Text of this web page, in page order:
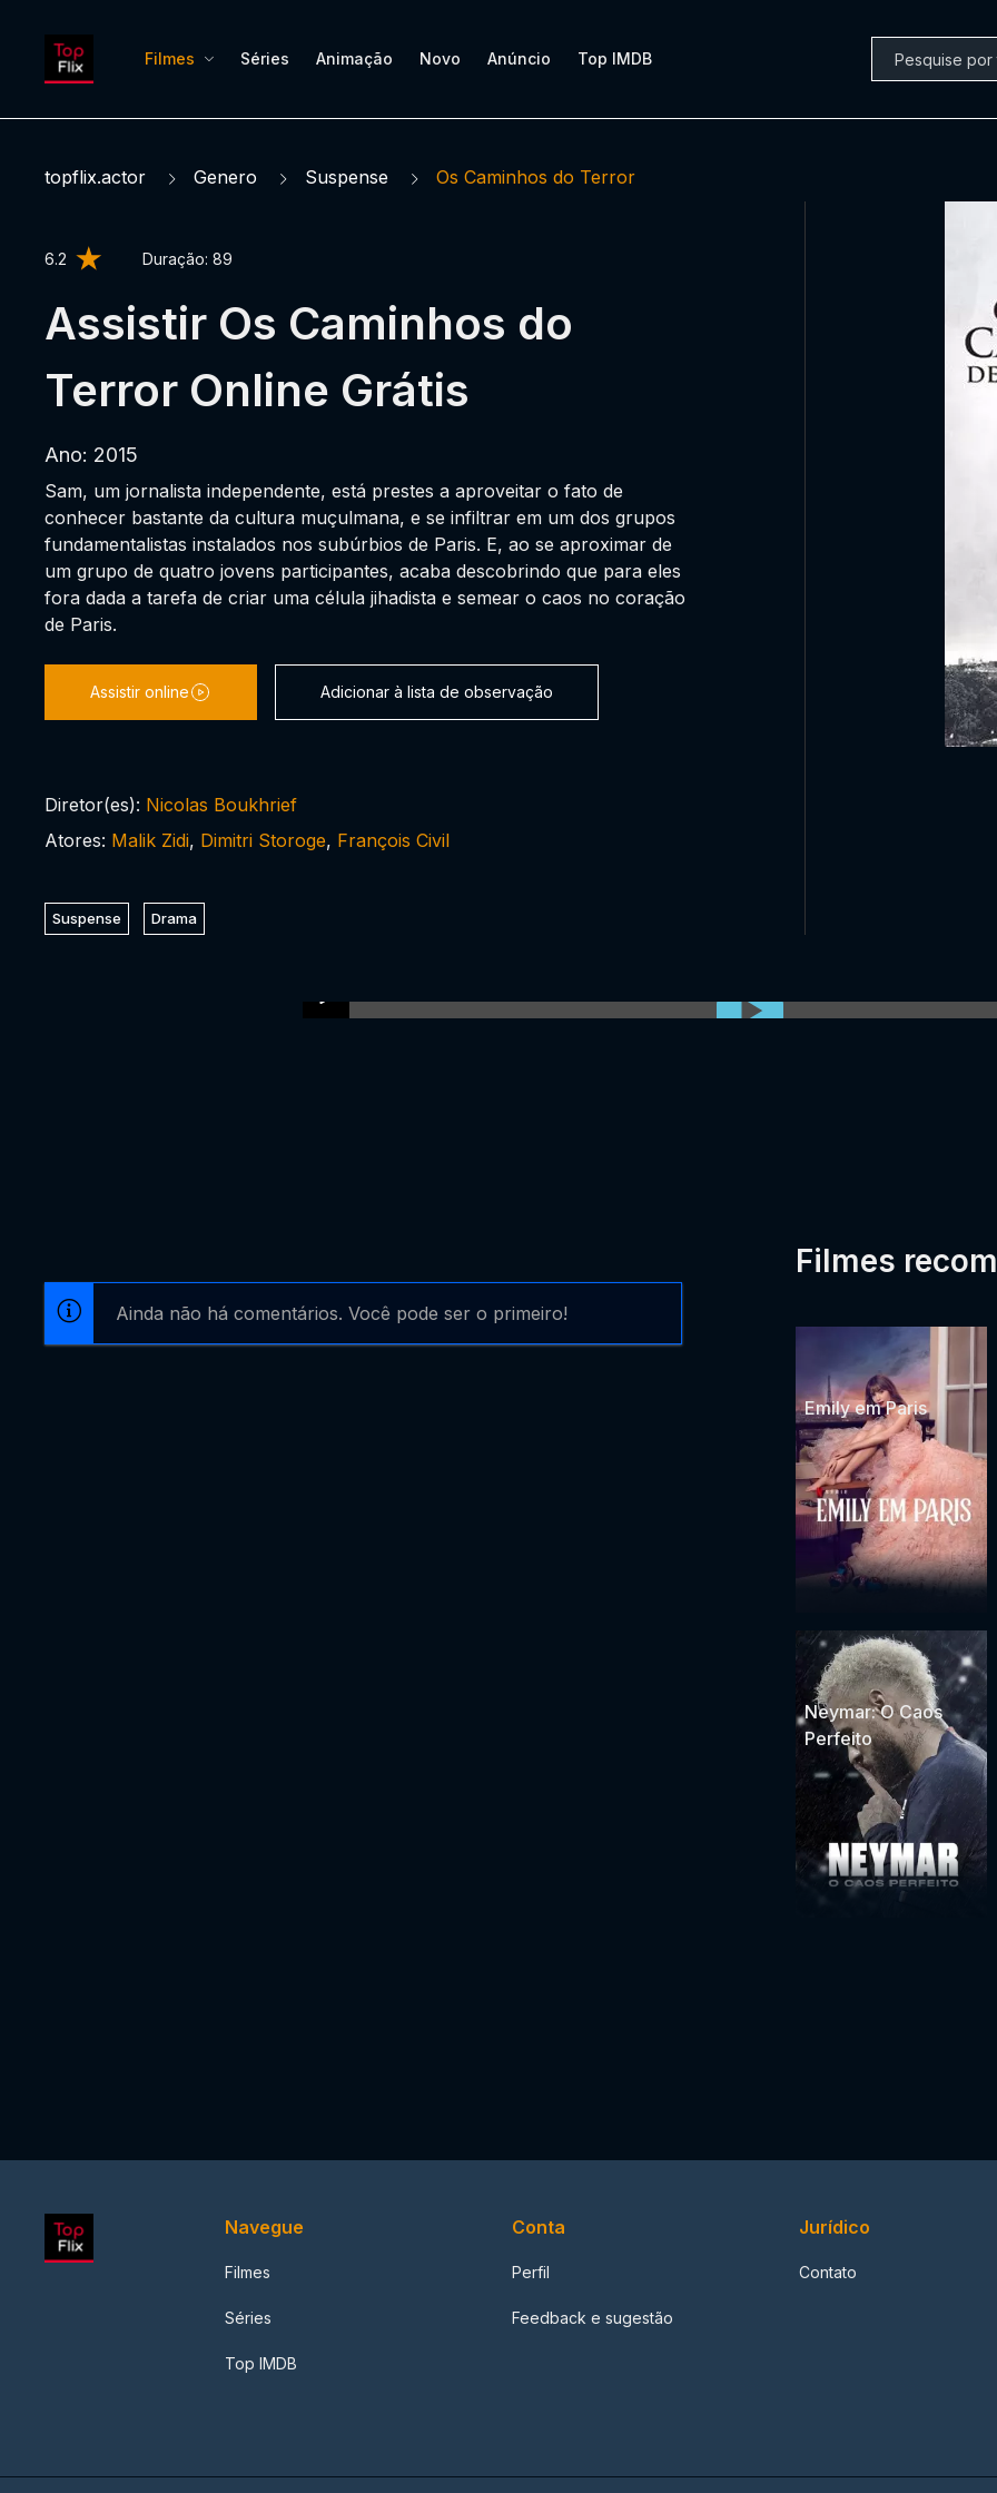
Filmes Séries Animação Novo Anúncio Top IMDB
topflix.actor Genero Suspense Os Caminhos do Terror
6.2 Duração: 89
Assistir Os Caminhos do
Terror Online Grátis
Ano: 2015
Sam, um jornalista independente, está prestes a aproveitar o fato de
conhecer bastante da cultura muçulmana, e se infiltrar em um dos grupos
fundamentalistas instalados nos subúrbios de Paris. E, ao se aproximar de
um grupo de quatro jovens participantes, acaba descobrindo que para eles
fora dada a tarefa de criar uma célula jihadista e semear o caos no coração
de Paris.
Assistir online Adicionar à lista de observação
Diretor(es): Nicolas Boukhrief
Atores: Malik Zidi, Dimitri Storoge, François Civil
Suspense Drama
Ainda não há comentários. Você pode ser o primeiro!
Filmes
Emily em Paris
Neymar: O Caos
Perfeito
Navegue
Filmes
Séries
Top IMDB
Conta
Perfil
Feedback e sugestão
Jurídico
Contato